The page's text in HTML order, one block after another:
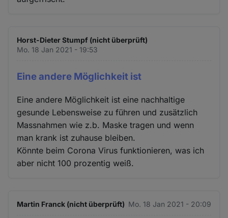
Horst-Dieter Stumpf (nicht überprüft)
Mo. 18 Jan 2021 - 19:53
Eine andere Möglichkeit ist
Eine andere Möglichkeit ist eine nachhaltige
gesunde Lebensweise zu führen und zusätzlich
Massnahmen wie z.b. Maske tragen und wenn
man krank ist zuhause bleiben.
Könnte beim Corona Virus funktionieren, was ich
aber nicht 100 prozentig weiß.
Martin Franck (nicht überprüft) Mo. 18 Jan 2021 - 20:09